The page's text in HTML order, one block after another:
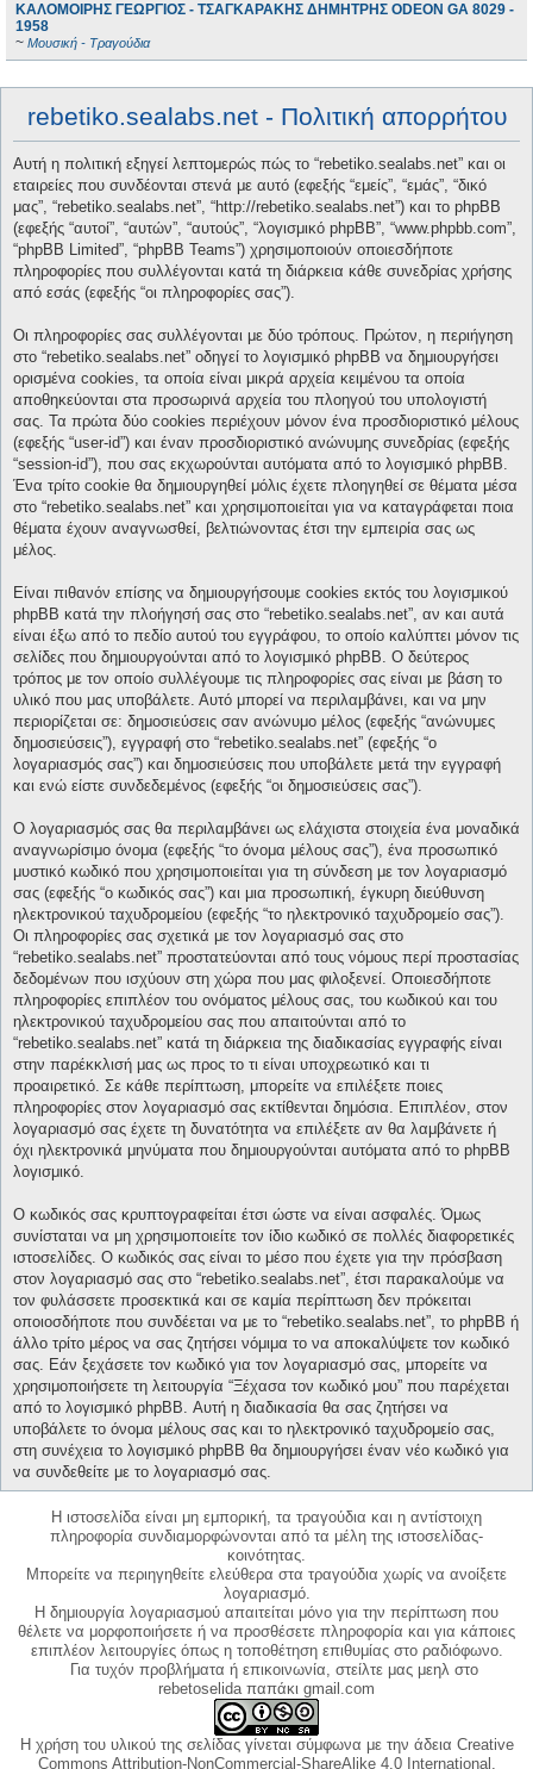
ΚΑΛΟΜΟΙΡΗΣ ΓΕΩΡΓΙΟΣ - ΤΣΑΓΚΑΡΑΚΗΣ ΔΗΜΗΤΡΗΣ ODEON GA 8029 -
1958
~ Μουσική - Τραγούδια
rebetiko.sealabs.net - Πολιτική απορρήτου
Αυτή η πολιτική εξηγεί λεπτομερώς πώς το “rebetiko.sealabs.net” και οι
εταιρείες που συνδέονται στενά με αυτό (εφεξής “εμείς”, “εμάς”, “δικό
μας”, “rebetiko.sealabs.net”, “http://rebetiko.sealabs.net”) και το phpBB
(εφεξής “αυτοί”, “αυτών”, “αυτούς”, “λογισμικό phpBB”, “www.phpbb.com”,
“phpBB Limited”, “phpBB Teams”) χρησιμοποιούν οποιεσδήποτε
πληροφορίες που συλλέγονται κατά τη διάρκεια κάθε συνεδρίας χρήσης
από εσάς (εφεξής “οι πληροφορίες σας”).
Οι πληροφορίες σας συλλέγονται με δύο τρόπους. Πρώτον, η περιήγηση
στο “rebetiko.sealabs.net” οδηγεί το λογισμικό phpBB να δημιουργήσει
ορισμένα cookies, τα οποία είναι μικρά αρχεία κειμένου τα οποία
αποθηκεύονται στα προσωρινά αρχεία του πλοηγού του υπολογιστή
σας. Τα πρώτα δύο cookies περιέχουν μόνον ένα προσδιοριστικό μέλους
(εφεξής “user-id”) και έναν προσδιοριστικό ανώνυμης συνεδρίας (εφεξής
“session-id”), που σας εκχωρούνται αυτόματα από το λογισμικό phpBB.
Ένα τρίτο cookie θα δημιουργηθεί μόλις έχετε πλοηγηθεί σε θέματα μέσα
στο “rebetiko.sealabs.net” και χρησιμοποιείται για να καταγράφεται ποια
θέματα έχουν αναγνωσθεί, βελτιώνοντας έτσι την εμπειρία σας ως
μέλος.
Είναι πιθανόν επίσης να δημιουργήσουμε cookies εκτός του λογισμικού
phpBB κατά την πλοήγησή σας στο “rebetiko.sealabs.net”, αν και αυτά
είναι έξω από το πεδίο αυτού του εγγράφου, το οποίο καλύπτει μόνον τις
σελίδες που δημιουργούνται από το λογισμικό phpBB. Ο δεύτερος
τρόπος με τον οποίο συλλέγουμε τις πληροφορίες σας είναι με βάση το
υλικό που μας υποβάλετε. Αυτό μπορεί να περιλαμβάνει, και να μην
περιορίζεται σε: δημοσιεύσεις σαν ανώνυμο μέλος (εφεξής “ανώνυμες
δημοσιεύσεις”), εγγραφή στο “rebetiko.sealabs.net” (εφεξής “ο
λογαριασμός σας”) και δημοσιεύσεις που υποβάλετε μετά την εγγραφή
και ενώ είστε συνδεδεμένος (εφεξής “οι δημοσιεύσεις σας”).
Ο λογαριασμός σας θα περιλαμβάνει ως ελάχιστα στοιχεία ένα μοναδικά
αναγνωρίσιμο όνομα (εφεξής “το όνομα μέλους σας”), ένα προσωπικό
μυστικό κωδικό που χρησιμοποιείται για τη σύνδεση με τον λογαριασμό
σας (εφεξής “ο κωδικός σας”) και μια προσωπική, έγκυρη διεύθυνση
ηλεκτρονικού ταχυδρομείου (εφεξής “το ηλεκτρονικό ταχυδρομείο σας”).
Οι πληροφορίες σας σχετικά με τον λογαριασμό σας στο
“rebetiko.sealabs.net” προστατεύονται από τους νόμους περί προστασίας
δεδομένων που ισχύουν στη χώρα που μας φιλοξενεί. Οποιεσδήποτε
πληροφορίες επιπλέον του ονόματος μέλους σας, του κωδικού και του
ηλεκτρονικού ταχυδρομείου σας που απαιτούνται από το
“rebetiko.sealabs.net” κατά τη διάρκεια της διαδικασίας εγγραφής είναι
στην παρέκκλισή μας ως προς το τι είναι υποχρεωτικό και τι
προαιρετικό. Σε κάθε περίπτωση, μπορείτε να επιλέξετε ποιες
πληροφορίες στον λογαριασμό σας εκτίθενται δημόσια. Επιπλέον, στον
λογαριασμό σας έχετε τη δυνατότητα να επιλέξετε αν θα λαμβάνετε ή
όχι ηλεκτρονικά μηνύματα που δημιουργούνται αυτόματα από το phpBB
λογισμικό.
Ο κωδικός σας κρυπτογραφείται έτσι ώστε να είναι ασφαλές. Όμως
συνίσταται να μη χρησιμοποιείτε τον ίδιο κωδικό σε πολλές διαφορετικές
ιστοσελίδες. Ο κωδικός σας είναι το μέσο που έχετε για την πρόσβαση
στον λογαριασμό σας στο “rebetiko.sealabs.net”, έτσι παρακαλούμε να
τον φυλάσσετε προσεκτικά και σε καμία περίπτωση δεν πρόκειται
οποιοσδήποτε που συνδέεται να με το “rebetiko.sealabs.net”, το phpBB ή
άλλο τρίτο μέρος να σας ζητήσει νόμιμα το να αποκαλύψετε τον κωδικό
σας. Εάν ξεχάσετε τον κωδικό για τον λογαριασμό σας, μπορείτε να
χρησιμοποιήσετε τη λειτουργία “Ξέχασα τον κωδικό μου” που παρέχεται
από το λογισμικό phpBB. Αυτή η διαδικασία θα σας ζητήσει να
υποβάλετε το όνομα μέλους σας και το ηλεκτρονικό ταχυδρομείο σας,
στη συνέχεια το λογισμικό phpBB θα δημιουργήσει έναν νέο κωδικό για
να συνδεθείτε με το λογαριασμό σας.
Η ιστοσελίδα είναι μη εμπορική, τα τραγούδια και η αντίστοιχη
πληροφορία συνδιαμορφώνονται από τα μέλη της ιστοσελίδας-
κοινότητας.
Μπορείτε να περιηγηθείτε ελεύθερα στα τραγούδια χωρίς να ανοίξετε
λογαριασμό.
Η δημιουργία λογαριασμού απαιτείται μόνο για την περίπτωση που
θέλετε να μορφοποιήσετε ή να προσθέσετε πληροφορία και για κάποιες
επιπλέον λειτουργίες όπως η τοποθέτηση επιθυμίας στο ραδιόφωνο.
Για τυχόν προβλήματα ή επικοινωνία, στείλτε μας μεηλ στο
rebetoselida παπάκι gmail.com
Η χρήση του υλικού της σελίδας γίνεται σύμφωνα με την άδεια Creative
Commons Attribution-NonCommercial-ShareAlike 4.0 International,